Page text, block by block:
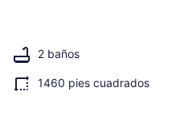
2 baños
1460 pies cuadrados